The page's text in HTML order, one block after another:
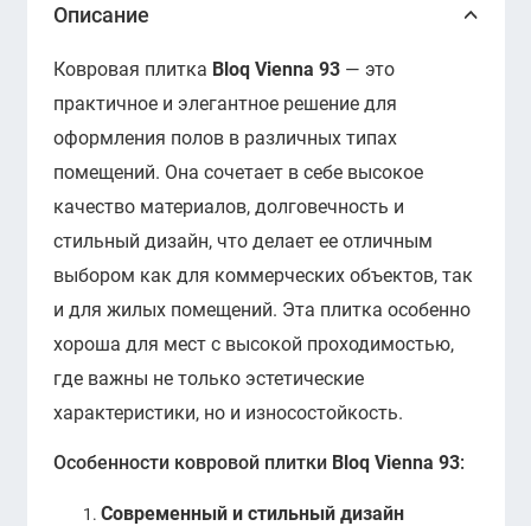
Описание
Ковровая плитка Bloq Vienna 93 — это
практичное и элегантное решение для
оформления полов в различных типах
помещений. Она сочетает в себе высокое
качество материалов, долговечность и
стильный дизайн, что делает ее отличным
выбором как для коммерческих объектов, так
и для жилых помещений. Эта плитка особенно
хороша для мест с высокой проходимостью,
где важны не только эстетические
характеристики, но и износостойкость.
Особенности ковровой плитки Bloq Vienna 93:
Современный и стильный дизайн